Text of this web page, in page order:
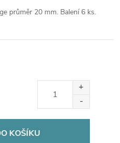
průměr 20 mm. Balení 6 ks.
KOŠÍKU